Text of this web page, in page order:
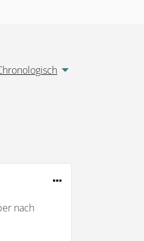
nach